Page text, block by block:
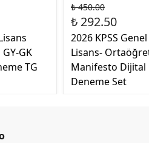
GK
TG
₺ 450.00
₺ 292.50
2026 KPSS Genel
Lisans-
Manifesto Dijital
Deneme Set